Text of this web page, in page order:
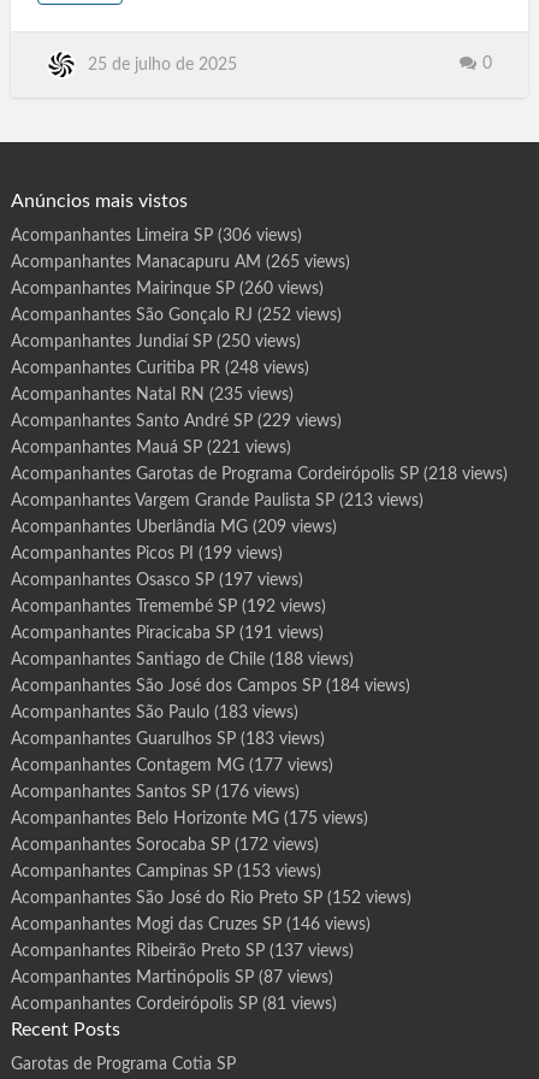
Teresina .PI, Recife PE, Curitiba PR, João Pessoa PB, Belém PA,
t
r
e
r
m
a
r
q
e
m
e
s
R
O
25 de julho de 2025 0
Anúncios mais vistos
Acompanhantes Limeira SP(306 views)
Acompanhantes Manacapuru AM (265 views)
Acompanhantes Mairinque SP(260 views)
Acompanhantes São Gonçalo RJ (252 views)
Acompanhantes Jundiaí SP(250 views)
Acompanhantes Curitiba PR(248 views)
Acompanhantes Natal RN (235 views)
Acompanhantes Santo André SP(229 views)
Acompanhantes Mauá SP(221 views)
Acompanhantes Garotas de Programa Cordeirópolis SP(218 views)
Acompanhantes Vargem Grande Paulista SP(213 views)
Acompanhantes Uberlândia MG(209 views)
Acompanhantes Picos PI (199 views)
Acompanhantes Osasco SP(197 views)
Acompanhantes Tremembé SP(192 views)
Acompanhantes Piracicaba SP(191 views)
Acompanhantes Santiago de Chile(188 views)
Acompanhantes São José dos Campos SP(184 views)
Acompanhantes São Paulo(183 views)
Acompanhantes Guarulhos SP(183 views)
Acompanhantes Contagem MG(177 views)
Acompanhantes Santos SP(176 views)
Acompanhantes Belo Horizonte MG(175 views)
Acompanhantes Sorocaba SP(172 views)
Acompanhantes Campinas SP(153 views)
Acompanhantes São José do Rio Preto SP(152 views)
Acompanhantes Mogi das Cruzes SP(146 views)
Acompanhantes Ribeirão Preto SP(137 views)
Acompanhantes Martinópolis SP(87 views)
Acompanhantes Cordeirópolis SP(81 views)
Recent Posts
Garotas de Programa Cotia SP